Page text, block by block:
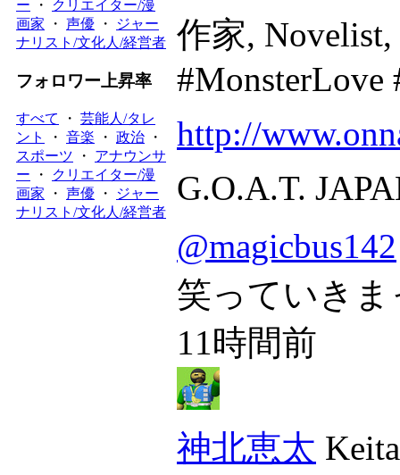
ー ・
クリエイター/漫
画家 ・ 声優 ・
ジャー
ナリスト/文化人/経営者
フォロワー上昇率
すべて ・ 芸能人/タレ
ント
・ 音楽 ・ 政治 ・
スポーツ ・ アナウンサ
ー ・
クリエイター/漫
画家 ・ 声優 ・
ジャー
ナリスト/文化人/経営者
作家, Novelist,
#MonsterLove
http://
G.O.A.T.
@magicbus142
笑っていき
11時間前
神北恵太